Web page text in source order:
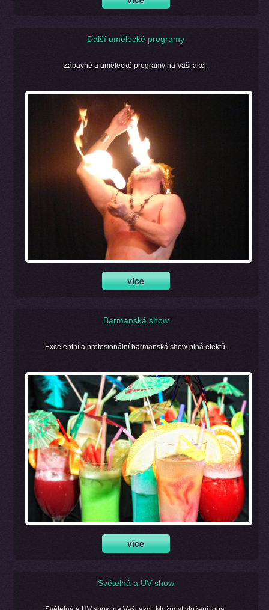
Další umělecké programy
Zábavné a umělecké programy na Vaši akci.
Barmanská show
Excelentní a profesionální barmanská show plná efektů.
Světelná a UV show